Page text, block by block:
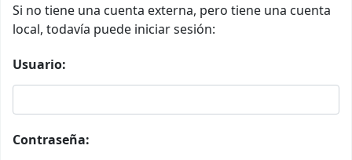
Si no tiene una cuenta externa, pero tiene una cuenta
local, todavía puede iniciar sesión:
Usuario:
Contraseña: